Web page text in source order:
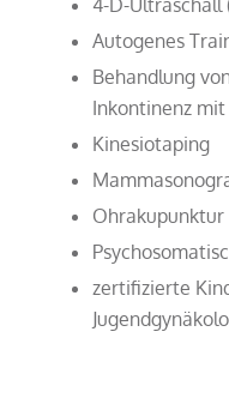
4-D-Ultraschall
Autogenes
Behandlung
Inkontinenz
Kinesiotaping
zertifizierte